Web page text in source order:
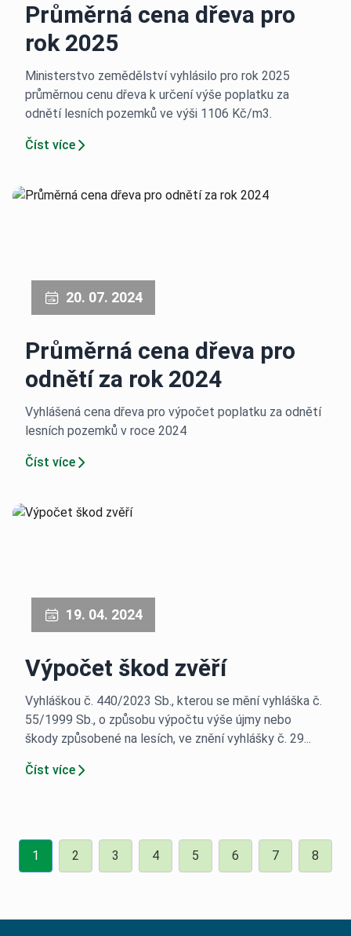
Průměrná cena dřeva pro
rok 2025
Ministerstvo zemědělství vyhlásilo pro rok 2025
průměrnou cenu dřeva k určení výše poplatku za
odnětí lesních pozemků ve výši 1106 Kč/m3.
Číst více
20. 07. 2024
Průměrná cena dřeva pro
odnětí za rok 2024
Vyhlášená cena dřeva pro výpočet poplatku za odnětí
lesních pozemků v roce 2024
Číst více
19. 04. 2024
Výpočet škod zvěří
Vyhláškou č. 440/2023 Sb., kterou se mění vyhláška č.
55/1999 Sb., o způsobu výpočtu výše újmy nebo
škody způsobené na lesích, ve znění vyhlášky č. 29...
Číst více
1 2 3 4 5 6 7 8